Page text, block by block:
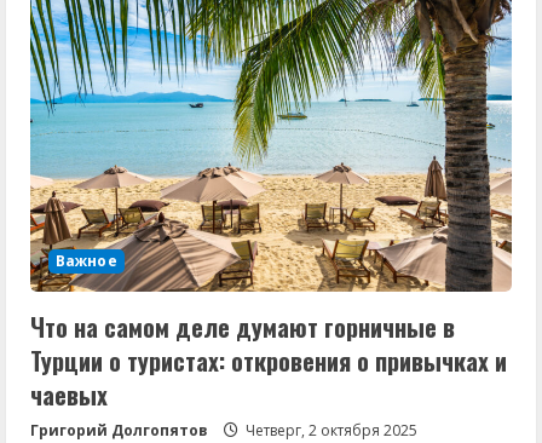
Важное
Что на самом деле думают горничные в
Турции о туристах: откровения о привычках и
чаевых
Григорий Долгопятов Четверг, 2 октября 2025